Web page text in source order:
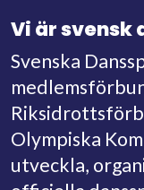
Vi är svensk
Svenska
Olympiska
utveckla,